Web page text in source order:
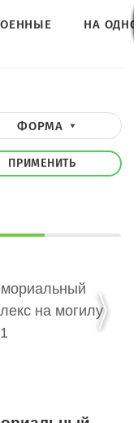
НА
ФОРМА
ПРИМЕНИТЬ